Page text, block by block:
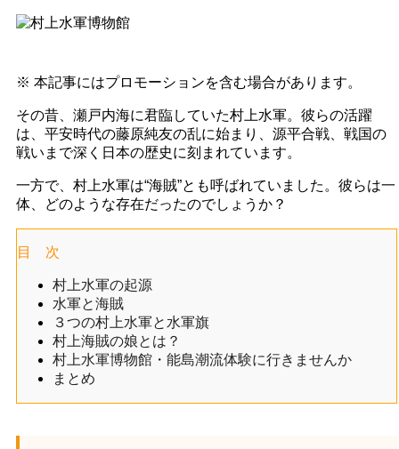
※ 本記事にはプロモーションを含む場合があります。
その昔、瀬戸内海に君臨していた村上水軍。彼らの活躍
は、平安時代の藤原純友の乱に始まり、源平合戦、戦国の
戦いまで深く日本の歴史に刻まれています。
一方で、村上水軍は“海賊”とも呼ばれていました。彼らは一
体、どのような存在だったのでしょうか？
目 次
村上水軍の起源
水軍と海賊
３つの村上水軍と水軍旗
村上海賊の娘とは？
村上水軍博物館・能島潮流体験に行きませんか
まとめ